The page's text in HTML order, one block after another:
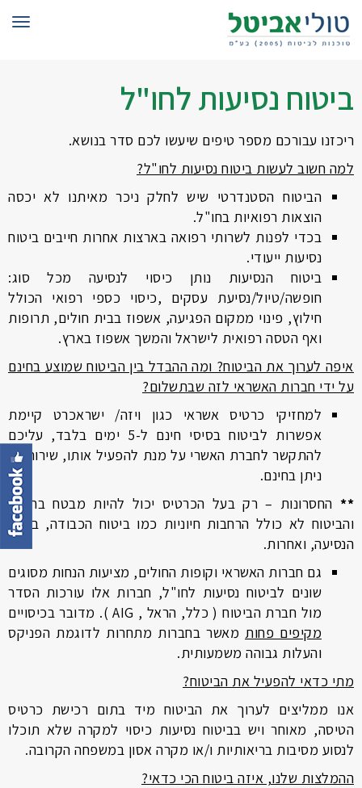
ביטוח נסיעות לחו"ל
ריכזנו עבורכם מספר טיפים שיעשו לכם סדר בנושא.
למה חשוב לעשות ביטוח נסיעות לחו"ל?
הביטוח הסטנדרטי שיש לחלק ניכר מאיתנו לא יכסה
הוצאות רפואיות בחו"ל.
בכדי לפנות לשרותי רפואה בארצות אחרות חייבים ביטוח
נסיעות ייעודי.
ביטוח הנסיעות נותן כיסוי לנסיעה מכל סוג:
חופשה/טיול/נסיעת עסקים ,כיסוי כספי רפואי הכולל
חילוץ, פינוי ממקום הפגיעה, אשפוז בבית חולים, תרופות
ואף הטסה רפואית לישראל והמשך אשפוז בארץ.
איפה לערוך את הביטוח? ומה ההבדל בין הביטוח שמוצע בחינם
על ידי חברות האשראי לזה שבתשלום?
למחזיקי כרטיס אשראי כגון ויזה/ ישראכרט קיימת
אפשרות לביטוח בסיסי חינם ל-5 ימים בלבד, עליכם
להתקשר לחברת האשרי על מנת להפעיל אותו, שירות זה
ניתן בחינם.
** החסרונות – רק בעל הכרטיס יכול להיות מבטח בחינם,
והביטוח לא כולל הרחבות חיוניות כמו ביטוח הכבודה, ביטול
הנסיעה, ואחרות.
גם חברות האשראי וקופות החולים, מציעות הנחות מסוגים
שונים לביטוח נסיעות לחו"ל, חברות אלו עורכות הסדר
מול חברת הביטוח ( כלל, הראל , AIG ). מדובר בכיסויים
מקיפים פחות מאשר בחברות מתחרות לדוגמת הפניקס
והעלות גבוהה משמעותית.
מתי כדאי להפעיל את הביטוח?
אנו ממליצים לערוך את הביטוח מיד בתום רכישת כרטיס
הטיסה, מאוחר ויש בביטוח נסיעות כיסוי למקרה שלא תוכלו
לנסוע מסיבות בריאותיות ו/או מקרה אסון במשפחה הקרובה.
ההמלצות שלנו, איזה ביטוח הכי כדאי?